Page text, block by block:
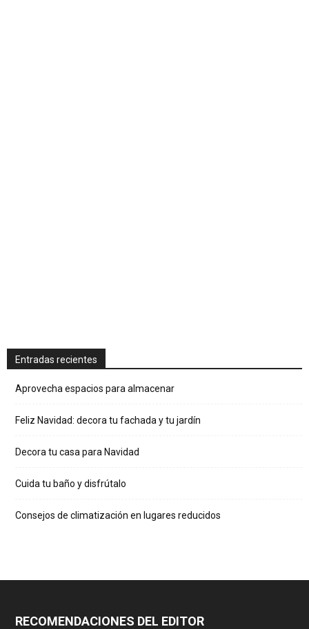
Entradas recientes
Aprovecha espacios para almacenar
Feliz Navidad: decora tu fachada y tu jardín
Decora tu casa para Navidad
Cuida tu baño y disfrútalo
Consejos de climatización en lugares reducidos
RECOMENDACIONES DEL EDITOR